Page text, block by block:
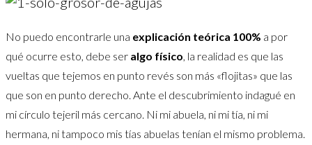
No puedo encontrarle una explicación teórica 100% a por
qué ocurre esto, debe ser algo físico, la realidad es que las
vueltas que tejemos en punto revés son más «flojitas» que las
que son en punto derecho. Ante el descubrimiento indagué en
mi círculo tejeril más cercano. Ni mi abuela, ni mi tía, ni mi
hermana, ni tampoco mis tías abuelas tenían el mismo problema.